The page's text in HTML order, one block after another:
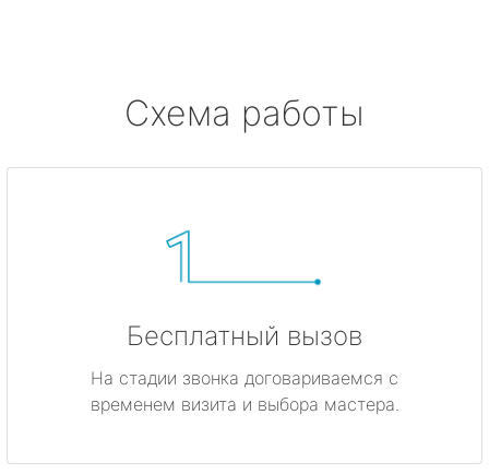
Схема работы
Бесплатный вызов
На стадии звонка договариваемся с
временем визита и выбора мастера.